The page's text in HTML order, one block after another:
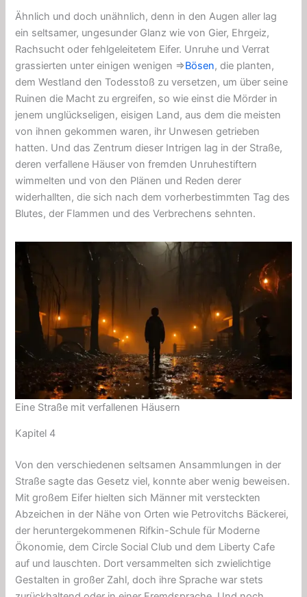
Ähnlich und doch unähnlich, denn in den Augen aller lag
ein seltsamer, ungesunder Glanz wie von Gier, Ehrgeiz,
Rachsucht oder fehlgeleitetem Eifer. Unruhe und Verrat
grassierten unter einigen wenigen ⇒Bösen, die planten,
dem Westland den Todesstoß zu versetzen, um über seine
Ruinen die Macht zu ergreifen, so wie einst die Mörder in
jenem unglückseligen, eisigen Land, aus dem die meisten
von ihnen gekommen waren, ihr Unwesen getrieben
hatten. Und das Zentrum dieser Intrigen lag in der Straße,
deren verfallene Häuser von fremden Unruhestiftern
wimmelten und von den Plänen und Reden derer
widerhallten, die sich nach dem vorherbestimmten Tag des
Blutes, der Flammen und des Verbrechens sehnten.
Eine Straße mit verfallenen Häusern
Kapitel 4
Von den verschiedenen seltsamen Ansammlungen in der
Straße sagte das Gesetz viel, konnte aber wenig beweisen.
Mit großem Eifer hielten sich Männer mit versteckten
Abzeichen in der Nähe von Orten wie Petrovitchs Bäckerei,
der heruntergekommenen Rifkin-Schule für Moderne
Ökonomie, dem Circle Social Club und dem Liberty Cafe
auf und lauschten. Dort versammelten sich zwielichtige
Gestalten in großer Zahl, doch ihre Sprache war stets